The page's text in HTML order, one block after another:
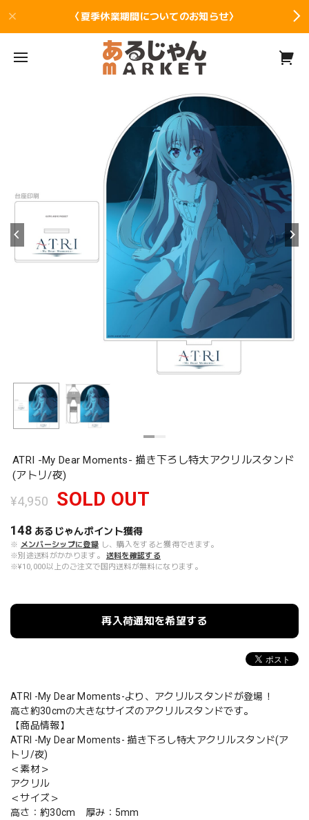
〈夏季休業期間についてのお知らせ〉
ATRI -My Dear Moments- 描き下ろし特大アクリルスタンド
(アトリ/夜)
¥4,950 SOLD OUT
148 あるじゃんポイント獲得
※ メンバーシップに登録 し、購入をすると獲得できます。
※別途送料がかかります。
送料を確認する
※¥10,000以上のご注文で国内送料が無料になります。
再入荷通知を希望する
ATRI -My Dear Moments-より、アクリルスタンドが登場！
高さ約30cmの大きなサイズのアクリルスタンドです。
【商品情報】
ATRI -My Dear Moments- 描き下ろし特大アクリルスタンド(ア
トリ/夜)
＜素材＞
アクリル
＜サイズ＞
高さ：約30cm 厚み：5mm